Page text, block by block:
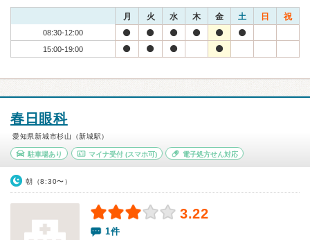
月 火 水 木 金 土 日 祝
08:30-12:00
15:00-19:00
春日眼科
愛知県新城市杉山（新城駅）
駐車場あり マイナ受付(スマホ可) 電子処方せん対応
朝（8:30〜）
3.22
1件